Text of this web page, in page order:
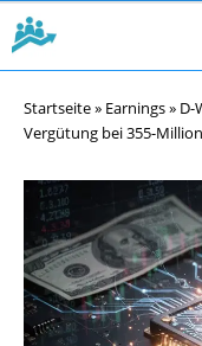
Startseite» Earnings» D-
Vergütung bei 355-